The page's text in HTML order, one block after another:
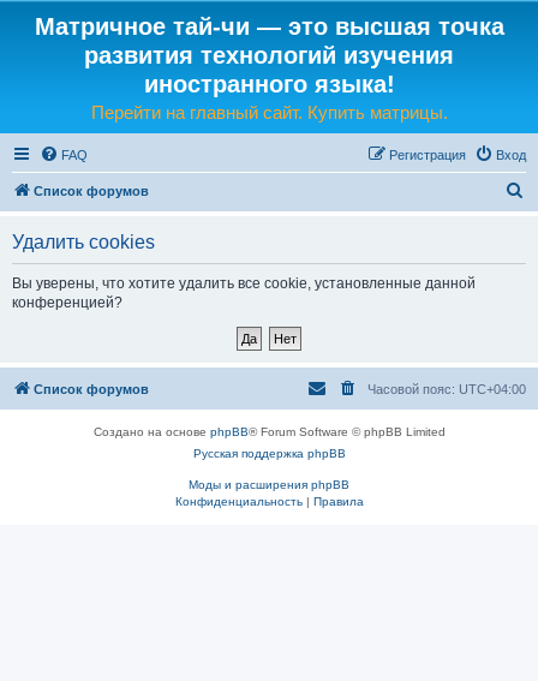
Матричное тай-чи — это высшая точка
развития технологий изучения
иностранного языка!
Перейти на главный сайт. Купить матрицы.
FAQ Вход
Регистрация
Список форумов
Удалить cookies
Вы уверены, что хотите удалить все cookie, установленные данной
конференцией?
Список форумов Часовой пояс: UTC+04:00
Создано на основе phpBB® Forum Software © phpBB Limited
Русская поддержка phpBB
Моды и расширения phpBB
Конфиденциальность| Правила